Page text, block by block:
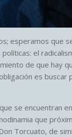
esperamos que
el
de que hay
es buscar
se encuentran
que
Torcuato, de